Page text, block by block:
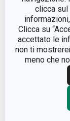
clicca sul
Clicca su
accettato le
non ti
meno che
COLORE
LAVAGGIO IN
DURATA